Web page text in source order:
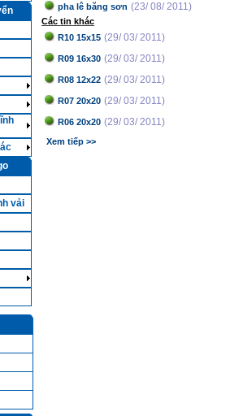
vải
pha lê băng sơn (23/ 08/ 2011)
Các tin khác
R10 15x15 (29/ 03/ 2011)
R09 16x30 (29/ 03/ 2011)
R08 12x22 (29/ 03/ 2011)
R07 20x20 (29/ 03/ 2011)
R06 20x20 (29/ 03/ 2011)
Xem tiếp >>